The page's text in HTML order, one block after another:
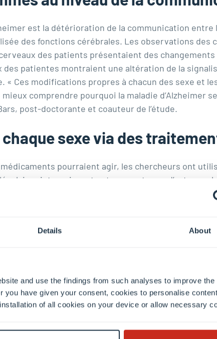
Details About
and use the findings from such analyses to improve the
you have given your consent, cookies to personalise
of all cookies on your device or allow necessary
est la détérioration de la communication
des fonctions cérébrales. Les observations des
des patients présentaient des changements
patientes montraient une altération de la
« Ces modifications propres à chacun des sexe et
comprendre pourquoi la maladie d’Alzheimer
, post-doctorante et coauteur de l’étude.
sexe via des
pourraient agir, les chercheurs ont
interagissent entre eux et avec d’autres
de ces réseaux de régulation génique pour
de repérer des molécules clés. Les cibler
patients de sexe masculin, RPTOR, une molécule
potentiel des changements liés à la maladie
clé. Elle joue notamment un rôle important
position centrale au sein des réseaux de
comme une possible cible pour des